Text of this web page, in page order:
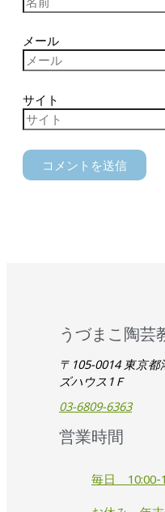
メール
サイト
うづまこ陶芸
〒105-0014 東京
ズハウス1Ｆ
03-6809-6363
営業時間
毎日 10:00-